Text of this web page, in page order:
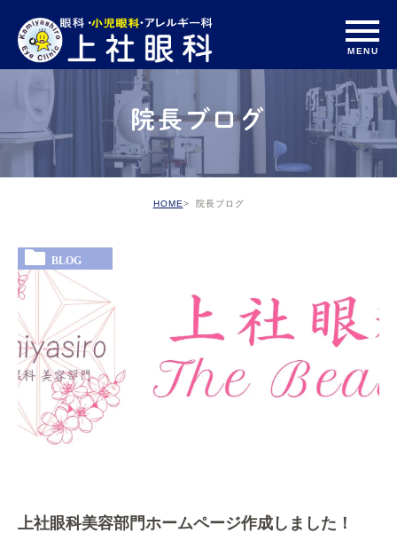
院長ブログ
HOME 院長ブログ
BLOG
上社眼科美容部門ホームページ作成しました！